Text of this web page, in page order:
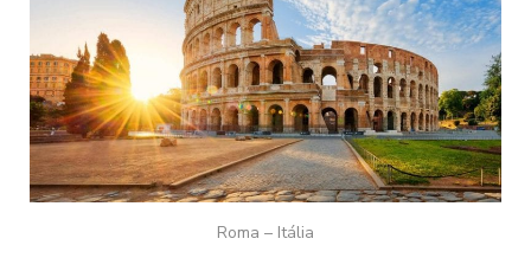
Roma – Itália